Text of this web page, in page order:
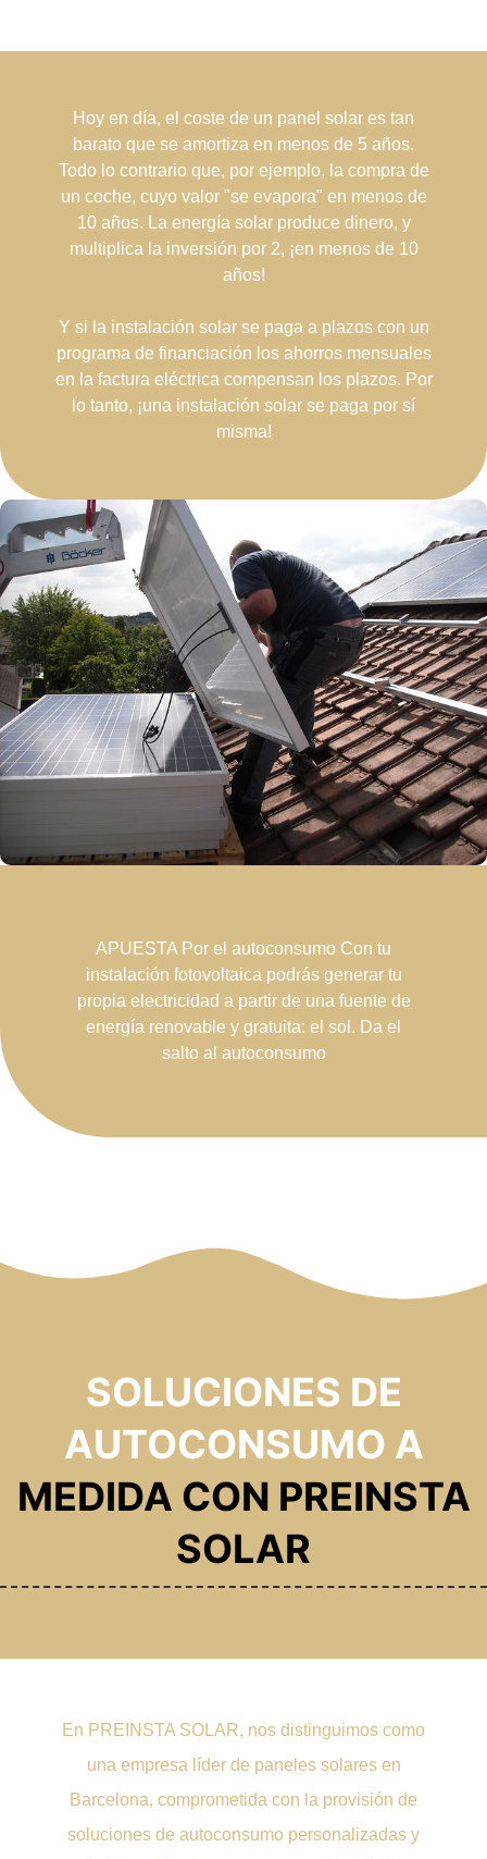
Hoy en día, el coste de un panel solar es tan
barato que se amortiza en menos de 5 años.
Todo lo contrario que, por ejemplo, la compra de
un coche, cuyo valor "se evapora" en menos de
10 años. La energía solar produce dinero, y
multiplica la inversión por 2, ¡en menos de 10
años!
Y si la instalación solar se paga a plazos con un
programa de financiación los ahorros mensuales
en la factura eléctrica compensan los plazos. Por
lo tanto, ¡una instalación solar se paga por sí
misma!
APUESTA Por el autoconsumo Con tu
instalación fotovoltaica podrás generar tu
propia electricidad a partir de una fuente de
energía renovable y gratuita: el sol. Da el
salto al autoconsumo
SOLUCIONES DE
AUTOCONSUMO A
MEDIDA CON PREINSTA
SOLAR
En PREINSTA SOLAR, nos distinguimos como
una empresa líder de paneles solares en
Barcelona, comprometida con la provisión de
soluciones de autoconsumo personalizadas y